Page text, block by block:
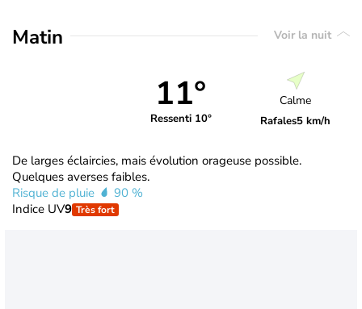
Matin Voir la nuit
11°
Ressenti 10°
Calme
Rafales5 km/h
De larges éclaircies, mais évolution orageuse possible.
Quelques averses faibles.
Risque de pluie
90 %
Indice UV9 Très fort